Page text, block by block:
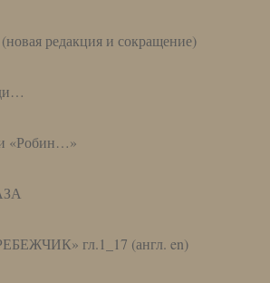
редакция и сокращение)
«Робин…»
гл.1_17 (англ. en)